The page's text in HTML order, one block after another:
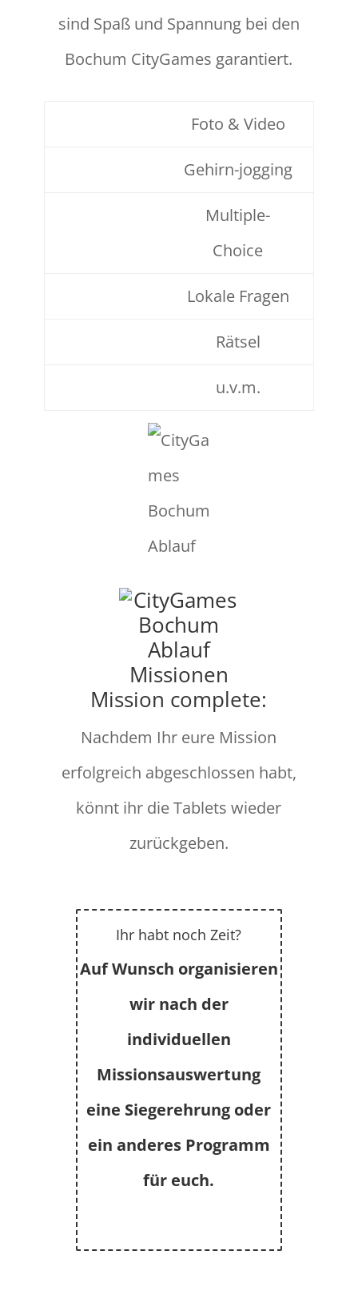
sind Spaß und Spannung bei den
Bochum CityGames garantiert.
Foto & Video
Gehirn-jogging
Multiple-
Choice
Lokale Fragen
Rätsel
u.v.m.
Mission complete:
Nachdem Ihr eure Mission
erfolgreich abgeschlossen habt,
könnt ihr die Tablets wieder
zurückgeben.
Ihr habt noch Zeit?
Auf Wunsch organisieren
wir nach der
individuellen
Missionsauswertung
eine Siegerehrung oder
ein anderes Programm
für euch.